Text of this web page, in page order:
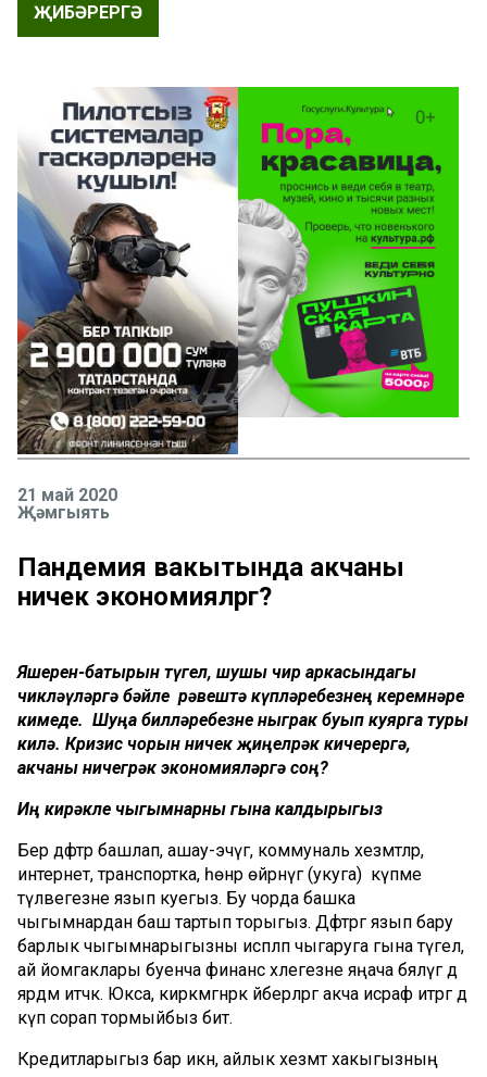
ҖИБӘРЕРГӘ
21 май 2020
Җәмгыять
Пандемия вакытында акчаны
ничек экономияләргә?
Яшерен-батырын түгел, шушы чир аркасындагы
чикләүләргә бәйле рәвештә күпләребезнең керемнәре
кимеде. Шуңа билләребезне ныграк буып куярга туры
килә. Кризис чорын ничек җиңелрәк кичерергә,
акчаны ничегрәк экономияләргә соң?
Иң кирәкле чыгымнарны гына калдырыгыз
Бер дәфтәр башлап, ашау-эчүгә, коммуналь хезмәтләр,
интернет, транспортка, һөнәр өйрәнүгә (укуга) күпме
түләвегезне язып куегыз. Бу чорда башка
чыгымнардан баш тартып торыгыз. Дәфтәргә язып бару
барлык чыгымнарыгызны исәпләп чыгаруга гына түгел, ә
ай йомгаклары буенча финанс хәлегезне яңача бәяләүгә дә
ярдәм итәчәк. Юкса, кирәкмәгәнрәк әйберләргә акча исраф итәргә дә
күп сорап тормыйбыз бит.
Кредитларыгыз бар икән, айлык хезмәт хакыгызның